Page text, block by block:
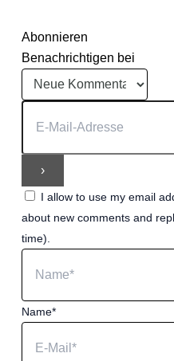
Abonnieren
Benachrichtigen bei
I allow to use my email
about new comments and
time).
Name*